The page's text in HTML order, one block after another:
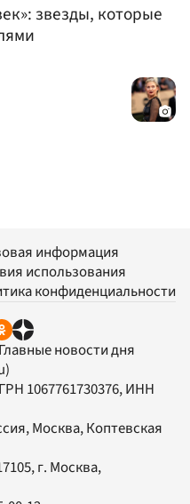
звезды, которые
информация
использования
конфиденциальности
новости дня
1067761730376, ИНН
Москва, Коптевская
, г. Москва,